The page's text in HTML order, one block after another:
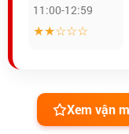
11:00-12:59
★★☆☆☆
Xem vận